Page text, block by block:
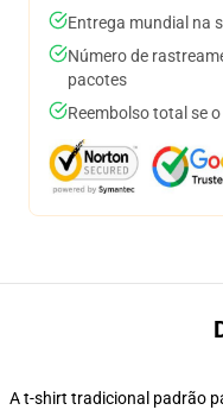
Entrega mundial na
Número de
pacotes
Reembolso total se
A t-shirt tradicional padrão